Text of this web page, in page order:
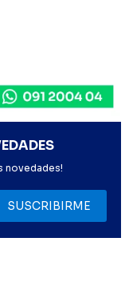
novedades!
SUSCRIBIRME